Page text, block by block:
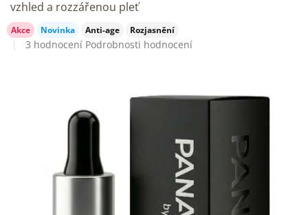
vzhled a rozzářenou pleť
Akce Novinka Anti-age Rozjasnění
Průměrné
3 hodnocení Podrobnosti hodnocení